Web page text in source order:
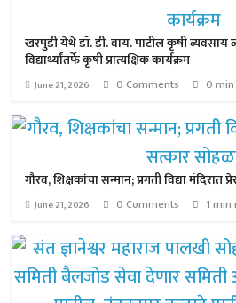
खरपुडी येथे डॉ. डी. वाय. पाटील कृषी व्यवसाय
विद्यार्थ्यांतर्फे कृषी प्रात्यक्षिक कार्यक्रम
June 21, 2026 0 Comments 0
गौरव, शिक्षकांचा सन्मान; प्रगती विद्या मंदिरात
June 21, 2026 0 Comments 1 min